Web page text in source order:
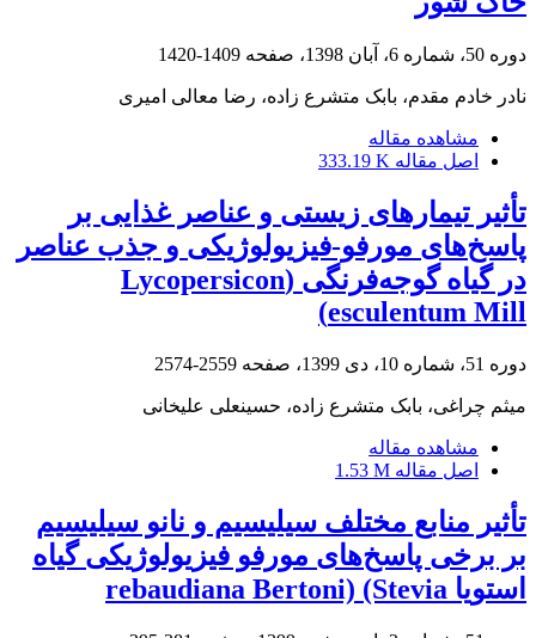
دوره 50، شماره 6، آبان 1398، صفحه 1409-1420
نادر خادم مقدم، بابک متشرع زاده، رضا معالی امیری
مشاهده مقاله
اصل مقاله 333.19 K
تأثیر تیمارهای زیستی و عناصر غذایی بر
پاسخ‌های مورفو-فیزیولوژیکی و جذب عناصر
در گیاه گوجه‌فرنگی (Lycopersicon
esculentum Mill)
دوره 51، شماره 10، دی 1399، صفحه 2559-2574
میثم چراغی، بابک متشرع زاده، حسینعلی علیخانی
مشاهده مقاله
اصل مقاله 1.53 M
تأثیر منابع مختلف سیلیسیم و نانو سیلیسیم
بر برخی پاسخ‌های مورفو فیزیولوژیکی گیاه
استویا rebaudiana Bertoni) (Stevia